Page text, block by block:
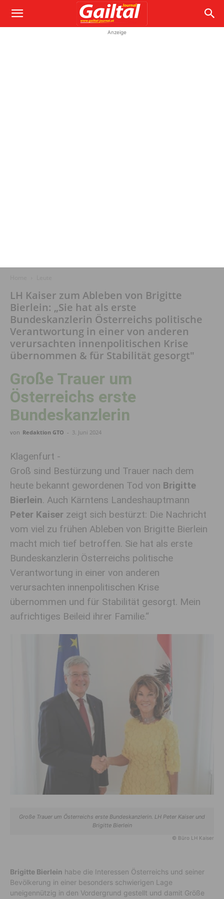
Anzeige
LH Kaiser zum Ableben von Brigitte
Bierlein: „Sie hat als erste
Bundeskanzlerin Österreichs politische
Verantwortung in einer von anderen
verursachten innenpolitischen Krise
übernommen & für Stabilität gesorgt"
Große Trauer um
Österreichs erste
Bundeskanzlerin
von Redaktion GTO - 3. Juni 2024
Klagenfurt -
Groß sind Bestürzung und Trauer nach dem
heute bekannt gewordenen Tod von Brigitte
Bierlein. Auch Kärntens Landeshauptmann
Peter Kaiser zeigt sich bestürzt: Die Nachricht
vom viel zu frühen Ableben von Brigitte Bierlein
macht mich tief betroffen. Sie hat als erste
Bundeskanzlerin Österreichs politische
Verantwortung in einer von anderen
verursachten innenpolitischen Krise
übernommen und für Stabilität gesorgt. Mein
aufrichtiges Beileid ihrer Familie.“
Große Trauer um Österreichs erste Bundeskanzlerin. LH Peter Kaiser und
Brigitte Bierlein
© Büro LH Kaiser
Brigitte Bierlein habe die Interessen Österreichs und seiner
Bevölkerung in einer besonders schwierigen Lage
uneigennützig in den Vordergrund gestellt und damit Größe